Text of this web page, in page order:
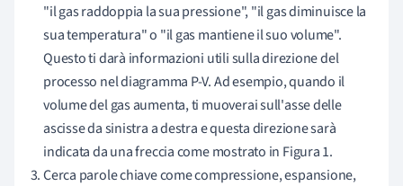
"il gas raddoppia la sua pressione", "il gas diminuisce la
sua temperatura" o "il gas mantiene il suo volume".
Questo ti darà informazioni utili sulla direzione del
processo nel diagramma P-V. Ad esempio, quando il
volume del gas aumenta, ti muoverai sull'asse delle
ascisse da sinistra a destra e questa direzione sarà
indicata da una freccia come mostrato in Figura 1.
Cerca parole chiave come compressione, espansione,